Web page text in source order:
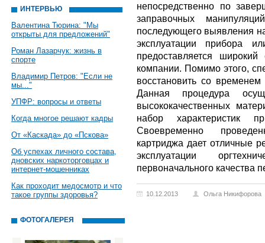
ИНТЕРВЬЮ
Валентина Тюрина: "Мы
открыты для предложений"
Роман Лазарчук: жизнь в
спорте
Владимир Петров: "Если не
мы..."
УПФР: вопросы и ответы
Когда многое решают кадры
От «Каскада» до «Пскова»
Об успехах личного состава,
дновских наркоторговцах и
интернет-мошенниках
Как проходит медосмотр и что
такое группы здоровья?
ФОТОГАЛЕРЕЯ
непосредственно по
заправочных
последующего выявления
эксплуатации прибора
предоставляется широкий
компании. Помимо этого,
восстановить со
Данная процедура
высококачественных
набор характеристик
Своевременно
картриджа дает отличные
эксплуатации
первоначального качества
10.12.2013 Ольга Никифорова